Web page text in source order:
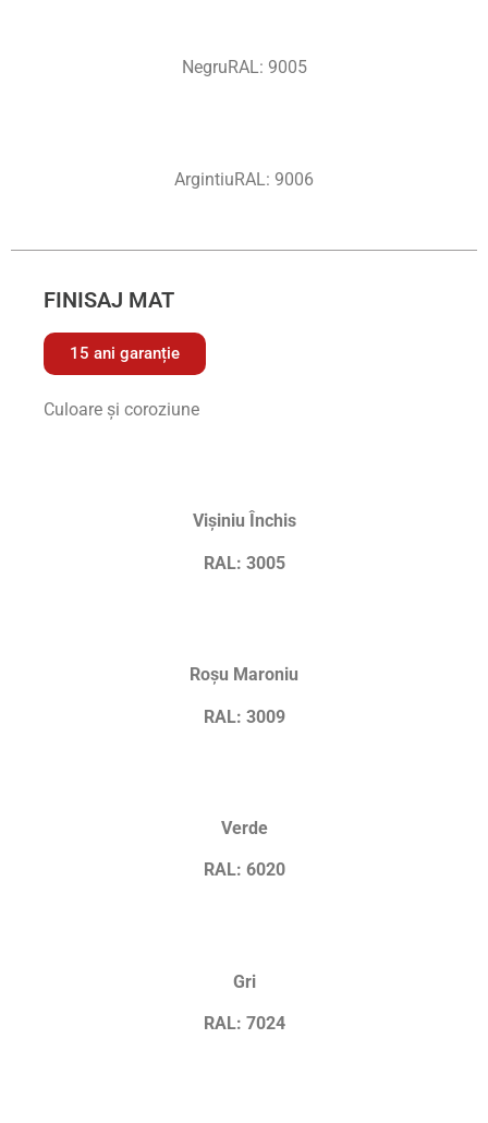
NegruRAL: 9005
ArgintiuRAL: 9006
FINISAJ MAT
15 ani garanție
Culoare și coroziune
Vișiniu Închis
RAL: 3005
Roșu Maroniu
RAL: 3009
Verde
RAL: 6020
Gri
RAL: 7024